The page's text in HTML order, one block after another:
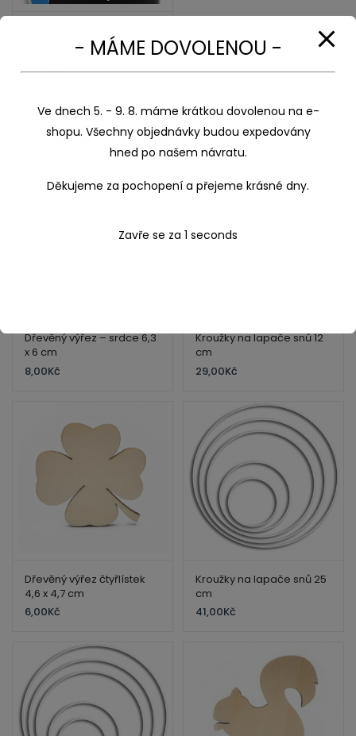
19 Black lake
Související produkty
Dřevěný výřez – srdce 6,3
x 6 cm
8,00Kč
Kroužky na lapače snů 12
cm
29,00Kč
Dřevěný výřez čtyřlístek
4,6 x 4,7 cm
6,00Kč
Kroužky na lapače snů 25
cm
41,00Kč
- MÁME DOVOLENOU -
Ve dnech 5. - 9. 8. máme krátkou dovolenou na e-
shopu. Všechny objednávky budou expedovány
hned po našem návratu.
Děkujeme za pochopení a přejeme krásné dny.
Zavře se za 1 seconds